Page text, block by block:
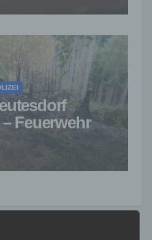
Feuerwehr
Brandgefahr